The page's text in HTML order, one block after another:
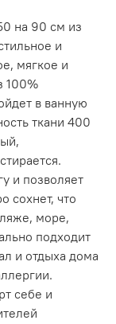
на 90 см из
и
мягкое и
100%
в ванную
ткани 400
и позволяет
сохнет, что
море,
подходит
и отдыха дома
себе и